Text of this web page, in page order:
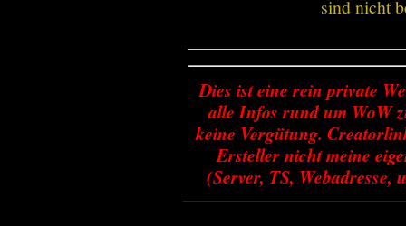
sind nicht
Dies ist eine rein private
alle Infos rund um WoW
keine Vergütung.
Ersteller nicht meine
(Server, TS, Webadresse,